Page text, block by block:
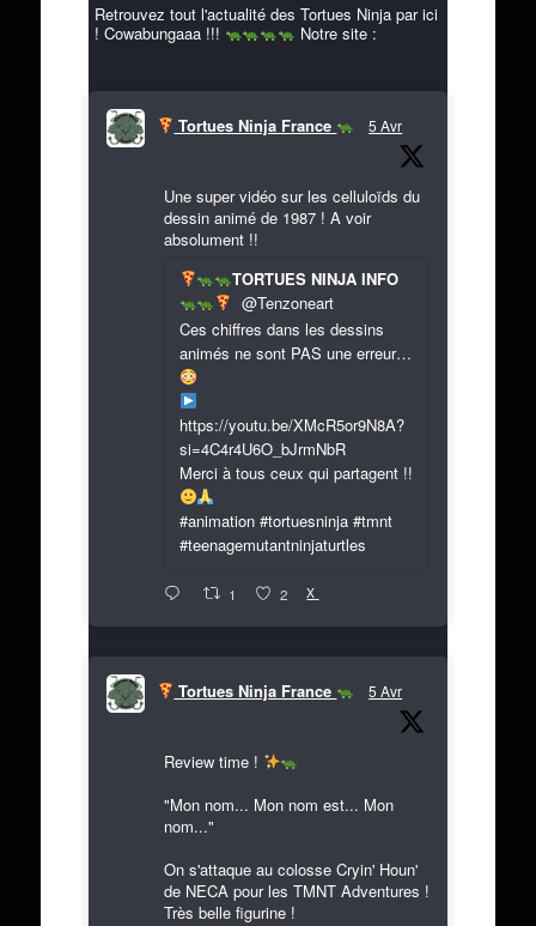
Retrouvez tout l'actualité des Tortues Ninja par ici
! Cowabungaaa !!!
Notre site :
Tortues Ninja France 5 Avr
Une super vidéo sur les celluloïds du
dessin animé de 1987 ! A voir
absolument !!
TORTUES NINJA INFO
@Tenzoneart
Ces chiffres dans les dessins
animés ne sont PAS une erreur…
https://youtu.be/XMcR5or9N8A?
si=4C4r4U6O_bJrmNbR
Merci à tous ceux qui partagent !!
#animation #tortuesninja #tmnt
#teenagemutantninjaturtles
1 2 X
Tortues Ninja France 5 Avr
Review time !
"Mon nom... Mon nom est... Mon
nom..."
On s'attaque au colosse Cryin' Houn'
de NECA pour les TMNT Adventures !
Très belle figurine !